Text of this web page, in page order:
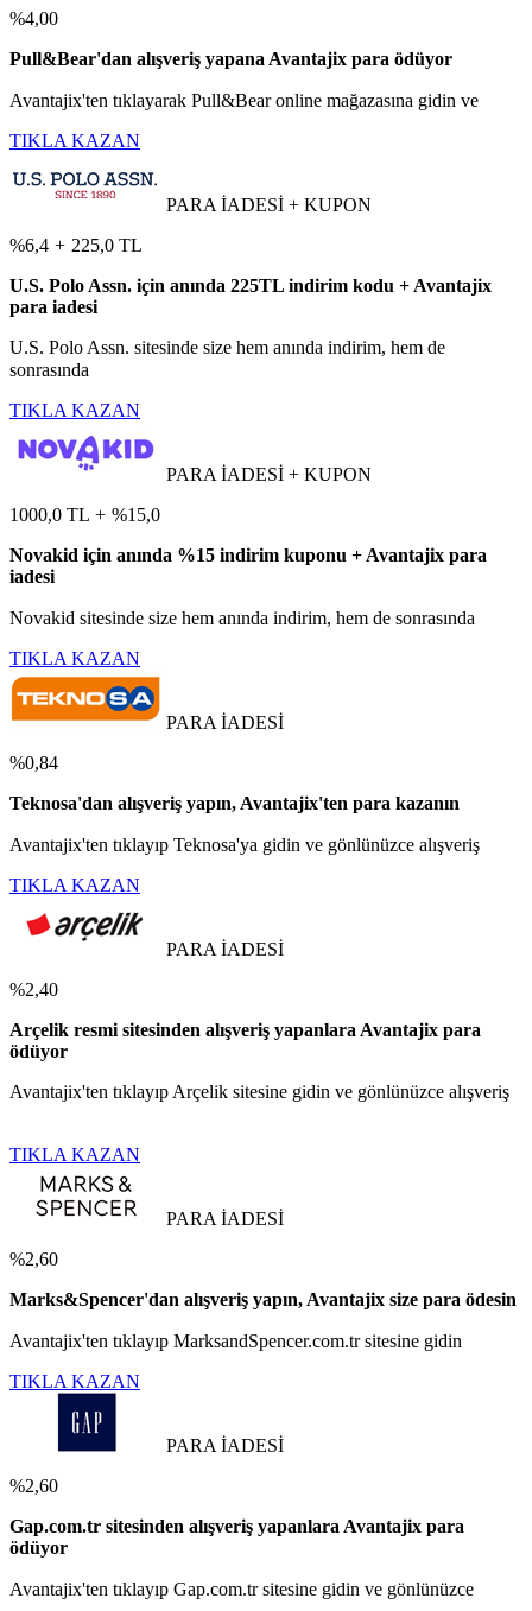
%4,00
Pull&Bear'dan alışveriş yapana Avantajix para ödüyor
Avantajix'ten tıklayarak Pull&Bear online mağazasına gidin ve
TIKLA KAZAN
PARA İADESİ + KUPON
%6,4 + 225,0 TL
U.S. Polo Assn. için anında 225TL indirim kodu + Avantajix
para iadesi
U.S. Polo Assn. sitesinde size hem anında indirim, hem de
sonrasında
TIKLA KAZAN
PARA İADESİ + KUPON
1000,0 TL + %15,0
Novakid için anında %15 indirim kuponu + Avantajix para
iadesi
Novakid sitesinde size hem anında indirim, hem de sonrasında
TIKLA KAZAN
PARA İADESİ
%0,84
Teknosa'dan alışveriş yapın, Avantajix'ten para kazanın
Avantajix'ten tıklayıp Teknosa'ya gidin ve gönlünüzce alışveriş
TIKLA KAZAN
PARA İADESİ
%2,40
Arçelik resmi sitesinden alışveriş yapanlara Avantajix para
ödüyor
Avantajix'ten tıklayıp Arçelik sitesine gidin ve gönlünüzce alışveriş
TIKLA KAZAN
PARA İADESİ
%2,60
Marks&Spencer'dan alışveriş yapın, Avantajix size para ödesin
Avantajix'ten tıklayıp MarksandSpencer.com.tr sitesine gidin
TIKLA KAZAN
PARA İADESİ
%2,60
Gap.com.tr sitesinden alışveriş yapanlara Avantajix para
ödüyor
Avantajix'ten tıklayıp Gap.com.tr sitesine gidin ve gönlünüzce